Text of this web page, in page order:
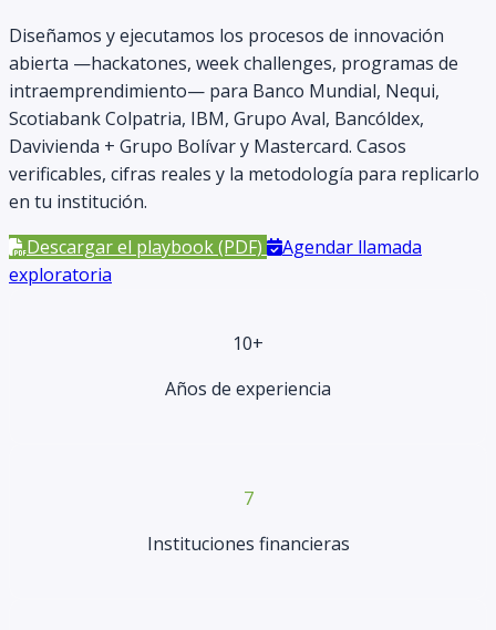
Diseñamos y ejecutamos los procesos de innovación
abierta —hackatones, week challenges, programas de
intraemprendimiento— para Banco Mundial, Nequi,
Scotiabank Colpatria, IBM, Grupo Aval, Bancóldex,
Davivienda + Grupo Bolívar y Mastercard. Casos
verificables, cifras reales y la metodología para replicarlo
en tu institución.
Descargar el playbook (PDF)
Agendar llamada
exploratoria
10+
Años de experiencia
7
Instituciones financieras